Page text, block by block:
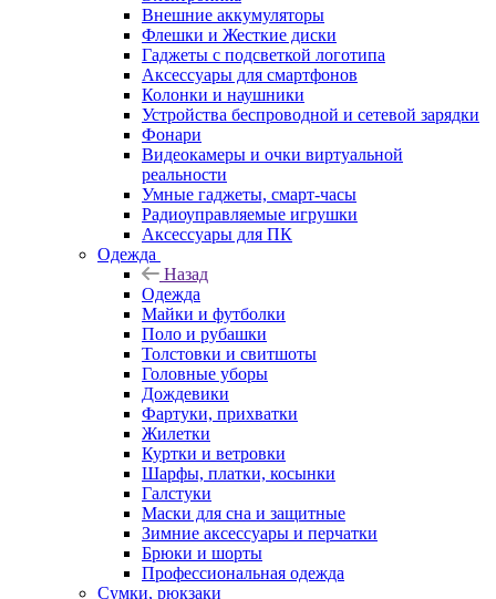
Внешние аккумуляторы
Флешки и Жесткие диски
Гаджеты с подсветкой логотипа
Аксессуары для смартфонов
Колонки и наушники
Устройства беспроводной и сетевой зарядки
Фонари
Видеокамеры и очки виртуальной
реальности
Умные гаджеты, смарт-часы
Радиоуправляемые игрушки
Аксессуары для ПК
Одежда
Назад
Одежда
Майки и футболки
Поло и рубашки
Толстовки и свитшоты
Головные уборы
Дождевики
Фартуки, прихватки
Жилетки
Куртки и ветровки
Шарфы, платки, косынки
Галстуки
Маски для сна и защитные
Зимние аксессуары и перчатки
Брюки и шорты
Профессиональная одежда
Сумки, рюкзаки